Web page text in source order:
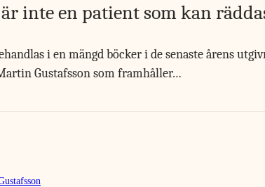
inte en patient som kan
i en mängd böcker i de senaste årens
Gustafsson som framhåller…